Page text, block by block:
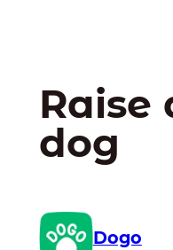
Raise
dog
Dogo